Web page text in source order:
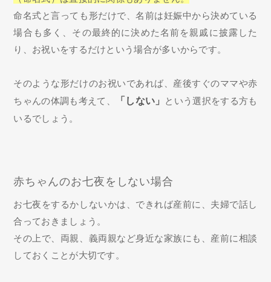
命名式と言っても形だけで、名前は妊娠中から決めている
場合も多く、その最終的に決めた名前を親戚に披露した
り、お祝いをするだけという場合が多いからです。
そのような形だけのお祝いであれば、産後すぐのママや赤
ちゃんの体調も考えて、
「しない」 という選択をする方も
いるでしょう。
赤ちゃんのお七夜をしない場合
お七夜をするかしないかは、できれば産前に、夫婦で話し
合っておきましょう。
その上で、両親、義両親など身近な家族にも、産前に相談
しておくことが大切です。